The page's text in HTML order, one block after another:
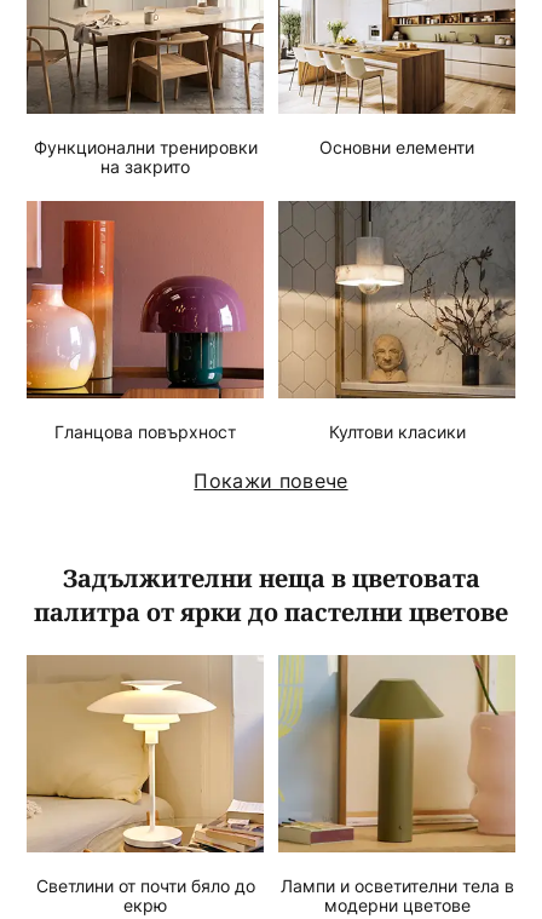
Функционални тренировки
на закрито
Основни елементи
Гланцова повърхност Култови класики
Покажи повече
Задължителни неща в цветовата
палитра от ярки до пастелни цветове
Светлини от почти бяло до
екрю
Лампи и осветителни тела в
модерни цветове